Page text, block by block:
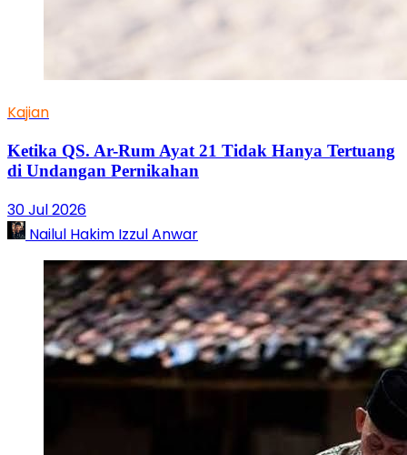
Kajian
Ketika QS. Ar-Rum Ayat 21 Tidak Hanya Tertuang
di Undangan Pernikahan
30 Jul 2026
Nailul Hakim Izzul Anwar